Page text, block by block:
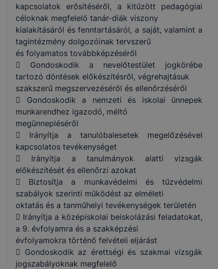
kapcsolatok erősítéséről, a kitűzött pedagógiai
céloknak megfelelő tanár-diák viszony
kialakításáról és fenntartásáról, a saját, valamint a
tagintézmény dolgozóinak tervszerű
és folyamatos továbbképzéséről
 Gondoskodik a nevelőtestület jogkörébe
tartozó döntések előkészítésről, végrehajtásuk
szakszerű megszervezéséről és ellenőrzéséről
 Gondoskodik a nemzeti és iskolai ünnepek
munkarendhez igazodó, méltó
megünnepléséről
 Irányítja a tanulóbalesetek megelőzésével
kapcsolatos tevékenységet
 Irányítja a tanulmányok alatti vizsgák
előkészítését és ellenőrzi azokat
 Biztosítja a munkavédelmi és tűzvédelmi
szabályok szerinti működést az elméleti
oktatás és a tanműhelyi tevékenységek területén
 Irányítja a középiskolai beiskolázási feladatokat,
a 9. évfolyamra és a szakképzési
évfolyamokra történő felvételi eljárást
 Gondoskodik az érettségi és szakmai vizsgák
jogszabályoknak megfelelő